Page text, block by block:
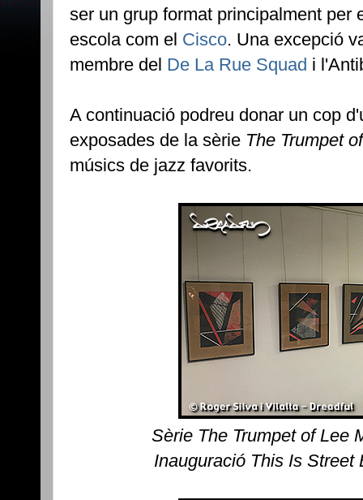
ser un grup format principalment per
escola com el Cisco. Una excepció
membre del De La Rue Squad i
A continuació podreu donar un cop
exposades de la sèrie The Trumpet
músics de jazz favorits.
Sèrie The Trumpet of Lee
Inauguració This Is Street